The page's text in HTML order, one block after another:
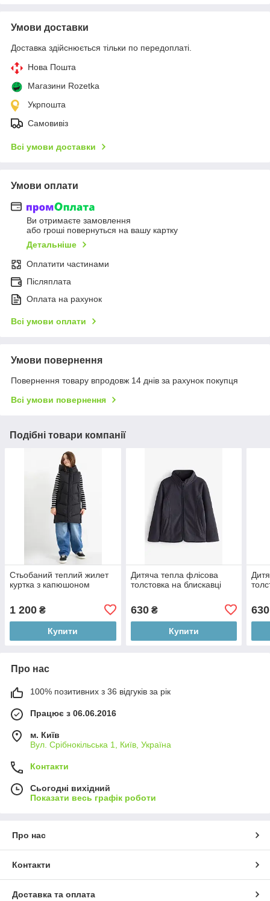
Умови доставки
Доставка здійснюється тільки по передоплаті.
Нова Пошта
Магазини Rozetka
Укрпошта
Самовивіз
Всі умови доставки
Умови оплати
Ви отримаєте замовлення
або гроші повернуться на вашу картку
Детальніше
Оплатити частинами
Післяплата
Оплата на рахунок
Всі умови оплати
Умови повернення
Повернення товару впродовж 14 днів за рахунок покупця
Всі умови повернення
Подібні товари компанії
Стьобаний теплий жилет
куртка з капюшоном
1 200 ₴
Купити
Дитяча тепла флісова
толстовка на блискавці
630₴
Купити
630
Про нас
100% позитивних з 36 відгуків за рік
Працює з 06.06.2016
м. Київ
Вул. Срібнокільська 1, Київ, Україна
Контакти
Сьогодні вихідний
Показати весь графік роботи
Про нас
Контакти
Доставка та оплата